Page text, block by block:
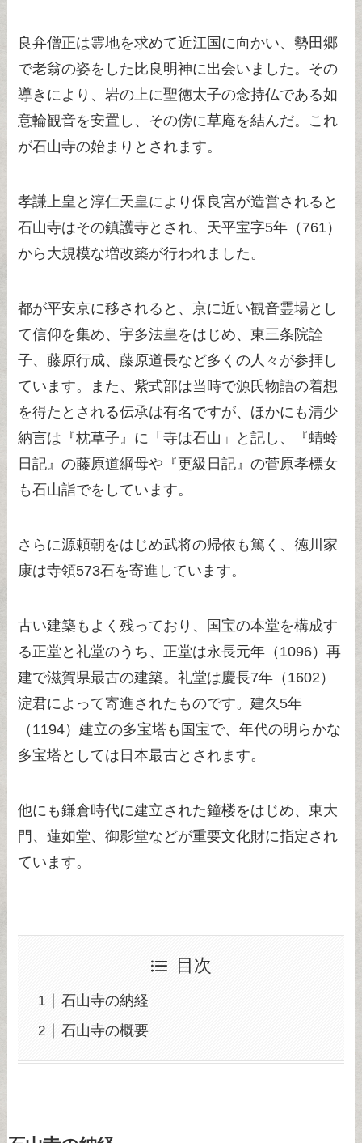
良弁僧正は霊地を求めて近江国に向かい、勢田郷
で老翁の姿をした比良明神に出会いました。その
導きにより、岩の上に聖徳太子の念持仏である如
意輪観音を安置し、その傍に草庵を結んだ。これ
が石山寺の始まりとされます。
孝謙上皇と淳仁天皇により保良宮が造営されると
石山寺はその鎮護寺とされ、天平宝字5年（761）
から大規模な増改築が行われました。
都が平安京に移されると、京に近い観音霊場とし
て信仰を集め、宇多法皇をはじめ、東三条院詮
子、藤原行成、藤原道長など多くの人々が参拝し
ています。また、紫式部は当時で源氏物語の着想
を得たとされる伝承は有名ですが、ほかにも清少
納言は『枕草子』に「寺は石山」と記し、『蜻蛉
日記』の藤原道綱母や『更級日記』の菅原孝標女
も石山詣でをしています。
さらに源頼朝をはじめ武将の帰依も篤く、徳川家
康は寺領573石を寄進しています。
古い建築もよく残っており、国宝の本堂を構成す
る正堂と礼堂のうち、正堂は永長元年（1096）再
建で滋賀県最古の建築。礼堂は慶長7年（1602）
淀君によって寄進されたものです。建久5年
（1194）建立の多宝塔も国宝で、年代の明らかな
多宝塔としては日本最古とされます。
他にも鎌倉時代に建立された鐘楼をはじめ、東大
門、蓮如堂、御影堂などが重要文化財に指定され
ています。
目次
石山寺の納経
石山寺の概要